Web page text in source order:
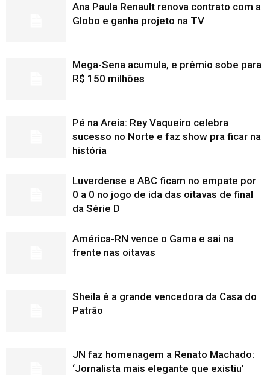
Ana Paula Renault renova contrato com a
Globo e ganha projeto na TV
Mega-Sena acumula, e prêmio sobe para
R$ 150 milhões
Pé na Areia: Rey Vaqueiro celebra
sucesso no Norte e faz show pra ficar na
história
Luverdense e ABC ficam no empate por
0 a 0 no jogo de ida das oitavas de final
da Série D
América-RN vence o Gama e sai na
frente nas oitavas
Sheila é a grande vencedora da Casa do
Patrão
JN faz homenagem a Renato Machado:
‘Jornalista mais elegante que existiu’